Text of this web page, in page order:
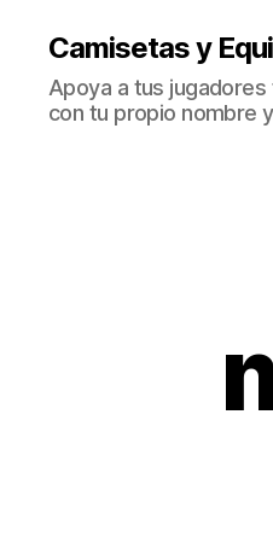
Camisetas y
Apoya a tus
con tu propio nombre